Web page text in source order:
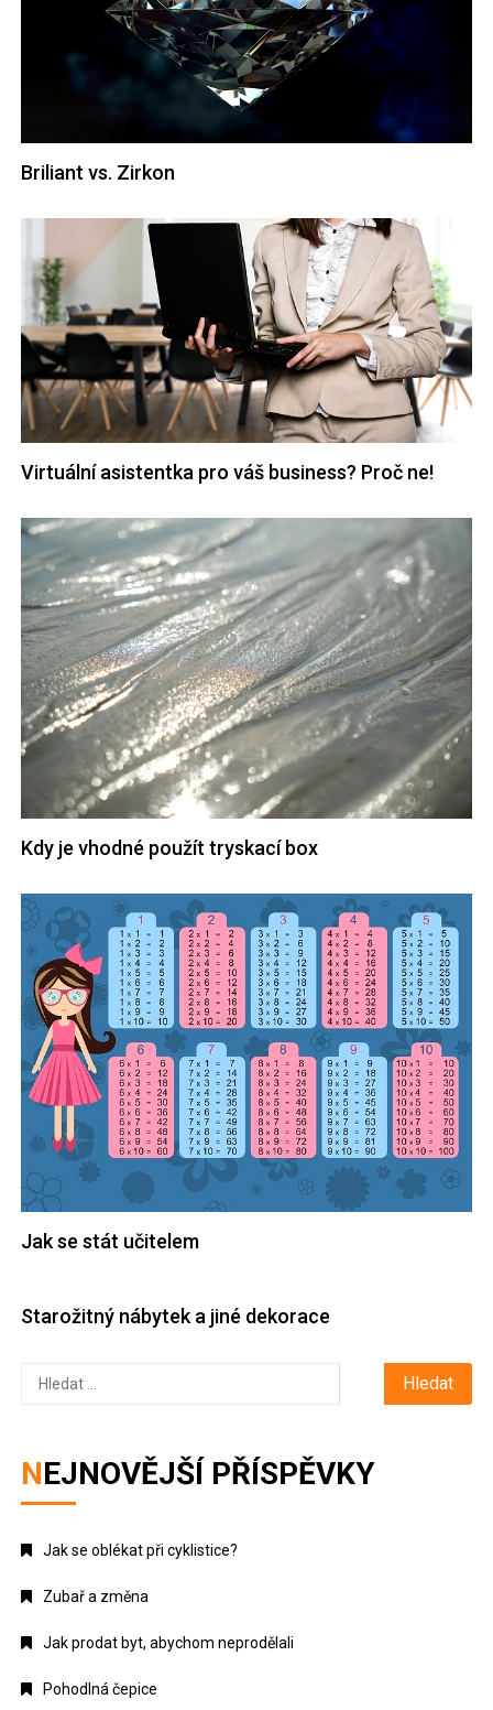
Briliant vs. Zirkon
Virtuální asistentka pro váš business? Proč ne!
Kdy je vhodné použít tryskací box
Jak se stát učitelem
Starožitný nábytek a jiné dekorace
Vyhledávání
NEJNOVĚJŠÍ PŘÍSPĚVKY
Jak se oblékat při cyklistice?
Zubař a změna
Jak prodat byt, abychom neprodělali
Pohodlná čepice